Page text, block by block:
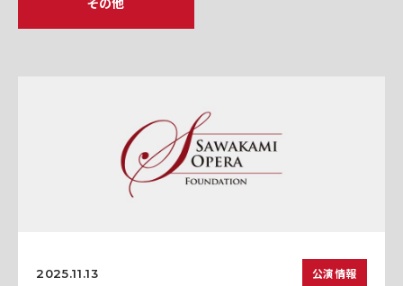
2025.11.13 公演情報